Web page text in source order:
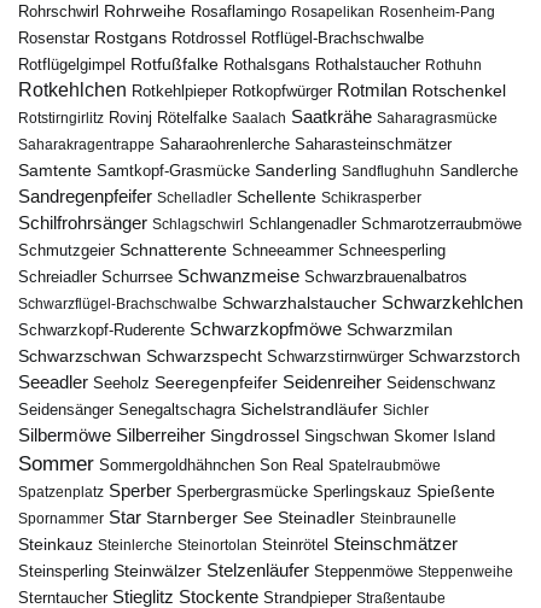
Rohrschwirl Rohrweihe Rosaflamingo Rosapelikan Rosenheim-Pang
Rosenstar Rostgans Rotdrossel
Rotflügel-Brachschwalbe
Rotflügelgimpel Rotfußfalke Rothalsgans Rothalstaucher Rothuhn
Rotkehlchen Rotkehlpieper Rotkopfwürger Rotmilan Rotschenkel
Rotstirngirlitz Rovinj Rötelfalke Saalach Saatkrähe Saharagrasmücke
Saharakragentrappe Saharaohrenlerche Saharasteinschmätzer
Samtente Samtkopf-Grasmücke Sanderling Sandflughuhn Sandlerche
Sandregenpfeifer Schelladler Schellente Schikrasperber
Schilfrohrsänger Schlagschwirl Schlangenadler Schmarotzerraubmöwe
Schmutzgeier Schnatterente Schneeammer Schneesperling
Schreiadler Schurrsee Schwanzmeise Schwarzbrauenalbatros
Schwarzflügel-Brachschwalbe Schwarzhalstaucher Schwarzkehlchen
Schwarzkopf-Ruderente Schwarzkopfmöwe Schwarzmilan
Schwarzschwan Schwarzspecht Schwarzstirnwürger Schwarzstorch
Seeadler Seeholz Seeregenpfeifer Seidenreiher Seidenschwanz
Seidensänger Senegaltschagra Sichelstrandläufer Sichler
Silbermöwe Silberreiher Singdrossel Singschwan Skomer Island
Sommer Sommergoldhähnchen Son Real Spatelraubmöwe
Spatzenplatz Sperber Sperbergrasmücke Sperlingskauz Spießente
Spornammer Star Starnberger See Steinadler Steinbraunelle
Steinkauz Steinlerche Steinortolan Steinrötel Steinschmätzer
Steinsperling Steinwälzer Stelzenläufer Steppenmöwe Steppenweihe
Sterntaucher Stieglitz Stockente Strandpieper Straßentaube